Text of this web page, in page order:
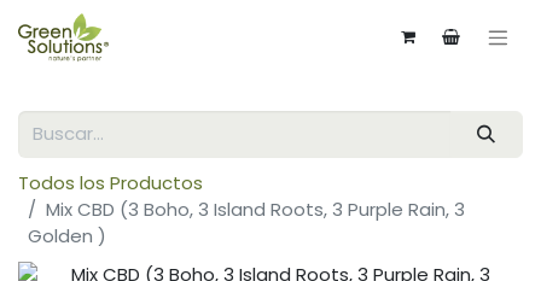
Todos los Productos
Mix CBD (3 Boho, 3 Island Roots, 3 Purple Rain, 3
Golden )